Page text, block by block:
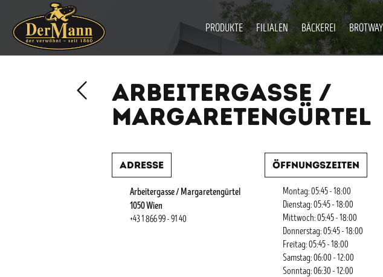
PRODUKTE FILIALEN BÄCKEREI BROTWAY
ARBEITERGASSE /
MARGARETENGÜRTEL
Adresse
Arbeitergasse / Margaretengürtel
1050 Wien
+43 1 866 99 - 91 40
Öffnungszeiten
Montag: 05:45 - 18:00
Dienstag: 05:45 - 18:00
Mittwoch: 05:45 - 18:00
Donnerstag: 05:45 - 18:00
Freitag: 05:45 - 18:00
Samstag: 06:00 - 12:00
Sonntag: 06:30 - 12:00